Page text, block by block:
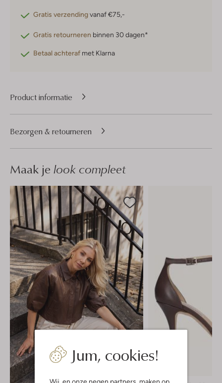
Jum, cookies!
Wij, en onze negen partners , maken op
Gratis verzendingvanaf €75,-
Gratis retourneren binnen 30 dagen*
Betaal achteraf met Klarna
Product informatie
Bezorgen & retourneren
Maak je look compleet